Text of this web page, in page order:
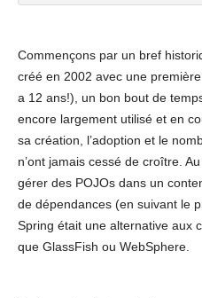
Commençons par un bref
créé en 2002 avec une
a 12 ans!), un bon bout de
encore largement utilisé et en
sa création, l’adoption et le
n’ont jamais cessé de croître.
gérer des POJOs dans un
de dépendances (en suivant le
Spring était une alternative aux
que GlassFish ou WebSphere.